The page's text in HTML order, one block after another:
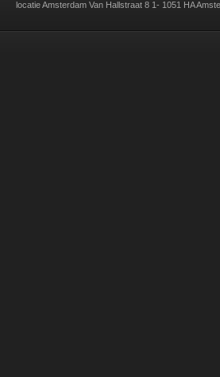
locatie Amsterdam Van Hallstraat 8 1- 1051 HA